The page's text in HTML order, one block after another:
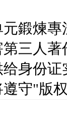
元鍛煉
三人
身份
守"版